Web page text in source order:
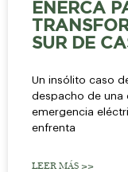
ENERCA
SUR DE
Un insólito caso
despacho de una
emergencia
enfrenta
LEER MÁS >>